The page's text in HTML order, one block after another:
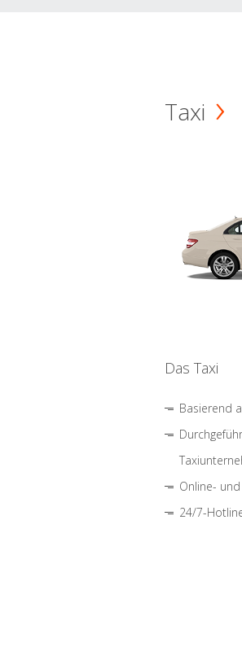
Taxi
Das Taxi
Basierend
Online-
24/7-